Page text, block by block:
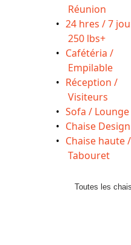
Réunion
24 hres / 7
250 lbs+
Cafétéria /
Empilable
Réception /
Visiteurs
Sofa / Lounge
Chaise Design
Chaise haute /
Tabouret
Toutes les